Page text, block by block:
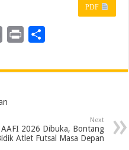
PDF
a
l
i
a
Next
AAFI 2026 Dibuka, Bontang
Atlet Futsal Masa Depan